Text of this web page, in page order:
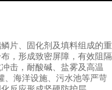
片、固化剂及填料组成的重
，形成致密屏障，有效阻隔
击，耐酸碱、盐雾及高温
、海洋设施、污水池等严苛